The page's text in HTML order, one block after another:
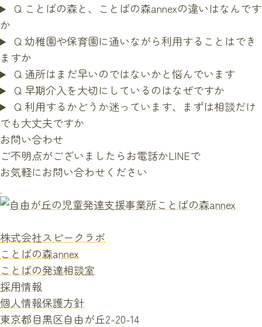
Q ことばの森と、ことばの森annexの違いはなんです
か
Q幼稚園や保育園に通いながら利用することはでき
ますか
Q 通所はまだ早いのではないかと悩んでいます
Q 早期介入を大切にしているのはなぜですか
Q利用するかどうか迷っています、まずは相談だけ
でも大丈夫ですか
お問い合わせ
ご不明点がございましたらお電話かLINEで
お気軽にお問い合わせください
株式会社スピークラボ
ことばの森annex
ことばの発達相談室
採用情報
個人情報保護方針
東京都目黒区自由が丘2-20-14